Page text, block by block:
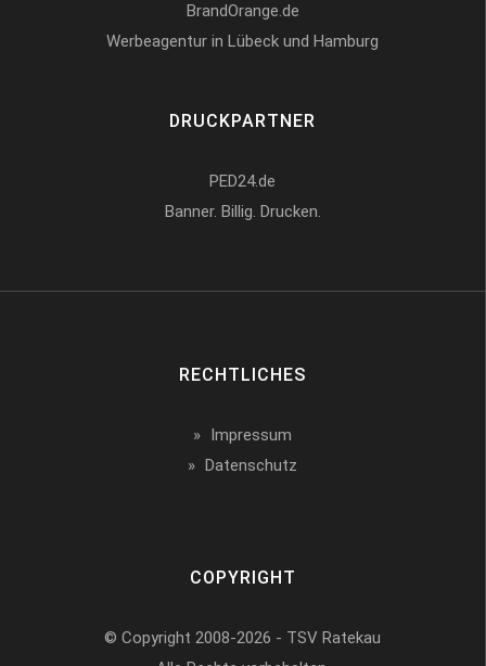
BrandOrange.de
Werbeagentur in Lübeck und Hamburg
DRUCKPARTNER
PED24.de
Banner. Billig. Drucken.
RECHTLICHES
Impressum
Datenschutz
COPYRIGHT
© Copyright 2008-2026 - TSV Ratekau